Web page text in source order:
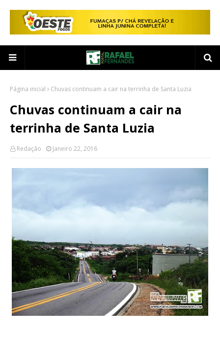
Página inicial Chuvas continuam a cair na terrinha de Santa Luzia
Chuvas continuam a cair na
terrinha de Santa Luzia
Redação Janeiro 22, 2016